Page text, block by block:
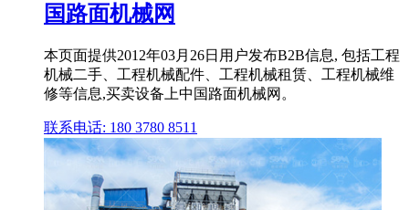
国路面机械网
本页面提供2012年03月26日用户发布B2B信息, 包括工程
机械二手、工程机械配件、工程机械租赁、工程机械维
修等信息,买卖设备上中国路面机械网。
联系电话: 180 3780 8511